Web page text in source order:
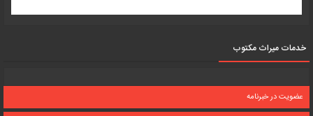
خدمات میراث مکتوب
عضویت در خبرنامه